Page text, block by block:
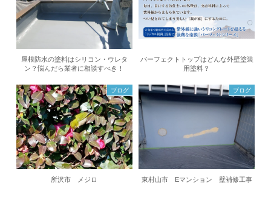
屋根防水の塗料はシリコン・ウレタ
ン？悩んだら業者に相談すべき！
パーフェクトトップはどんな外壁塗装
用塗料？
ブログ
所沢市 メジロ
ブログ
東村山市 Eマンション 壁補修工事